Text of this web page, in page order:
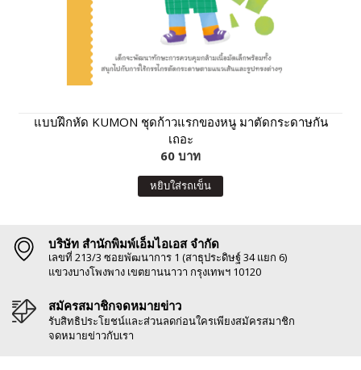
แบบฝึกหัด KUMON ชุดก้าวแรกของหนู มาตัดกระดาษกัน
เถอะ
60 บาท
หยิบใส่รถเข็น
บริษัท สำนักพิมพ์เอ็มไอเอส จำกัด
เลขที่ 213/3 ซอยพัฒนาการ 1 (สาธุประดิษฐ์ 34 แยก 6)
แขวงบางโพงพาง เขตยานนาวา กรุงเทพฯ 10120
สมัครสมาชิกจดหมายข่าว
รับสิทธิประโยชน์และส่วนลดก่อนใครเพียงสมัครสมาชิก
จดหมายข่าวกับเรา